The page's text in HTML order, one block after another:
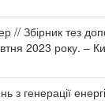
// Збірник тез
2023 року. –